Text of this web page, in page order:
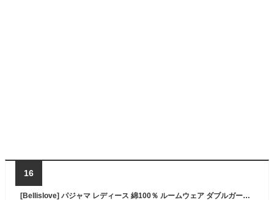
16
[Bellislove] パジャマ レディース 綿100％ ルームウェア ダブルガーゼ 長袖 上下セット Vネック おしゃれ 肌に優しい 部屋着 吸汗 通気 母の日 プレゼント 春 夏 秋